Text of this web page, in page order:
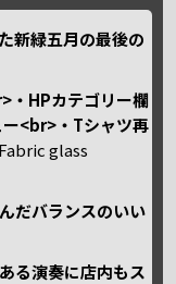
新緑五月の最後の
・HPカテゴリー欄
<br>・Tシャツ再
glass
だバランスのいい
る演奏に店内もス